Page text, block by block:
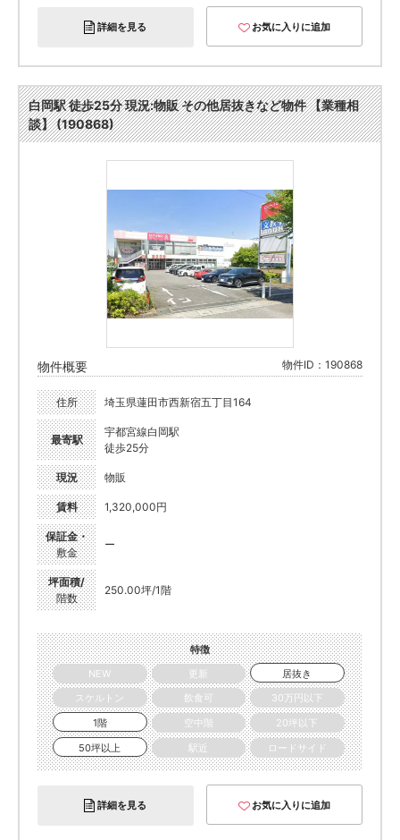
詳細を見る お気に入りに追加
白岡駅 徒歩25分 現況:物販 その他居抜きなど物件 【業種相
談】 (190868)
物件概要 物件ID：190868
住所 埼玉県蓮田市西新宿五丁目164
最寄駅
宇都宮線白岡駅
徒歩25分
現況 物販
賃料 1,320,000円
保証金・
敷金
ー
坪面積/
階数
250.00坪/1階
特徴
NEW
更新
居抜き
スケルトン
飲食可
30万円以下
1階
空中階
20坪以下
50坪以上
駅近 ロードサイド
詳細を見る お気に入りに追加